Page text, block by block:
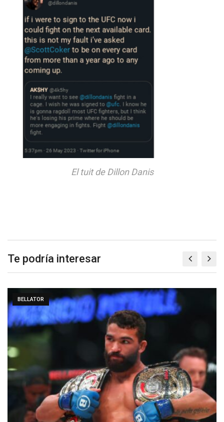
El tuit de Dillon Danis
Te podría interesar
BELLATOR